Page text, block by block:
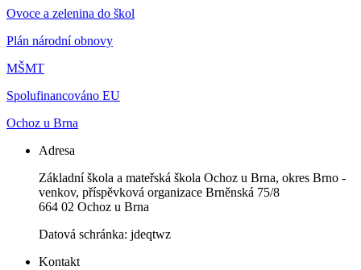
Ovoce a zelenina do škol
Plán národní obnovy
MŠMT
Spolufinancováno EU
Ochoz u Brna
Adresa
Základní škola a mateřská škola Ochoz u Brna, okres Brno -
venkov, příspěvková organizace Brněnská 75/8
664 02 Ochoz u Brna
Datová schránka: jdeqtwz
Kontakt